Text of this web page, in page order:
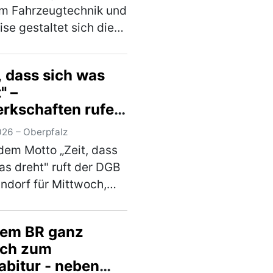
Fahrzeugtechnik und
gestaltet sich die
Woche mit dem
dass sich was
–
rufen
in
auf
– Oberpfalz
Motto „Zeit, dass
dreht" ruft der DGB
für Mittwoch,
Schwandorf auf.
stehen die
der B…(mehr)
BR ganz
zum
- neben